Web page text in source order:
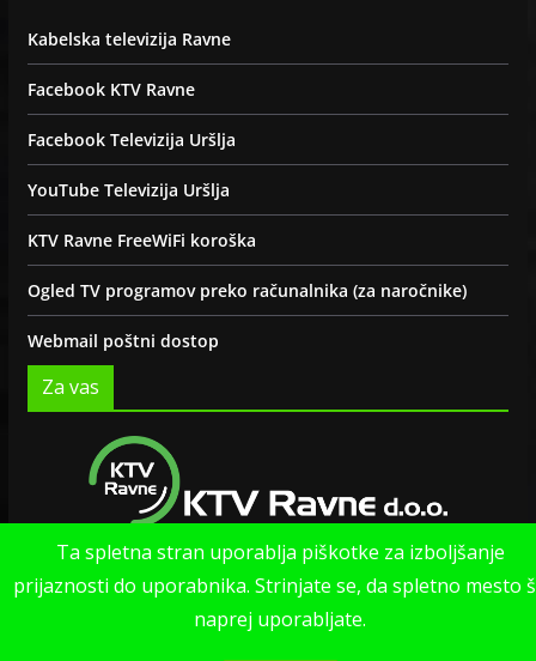
Kabelska televizija Ravne
Facebook KTV Ravne
Facebook Televizija Uršlja
YouTube Televizija Uršlja
KTV Ravne FreeWiFi koroška
Ogled TV programov preko računalnika (za naročnike)
Webmail poštni dostop
Za vas
Politika zasebnosti strani
Ta spletna stran uporablja piškotke za izboljšanje
prijaznosti do uporabnika. Strinjate se, da spletno mesto
naprej uporabljate.